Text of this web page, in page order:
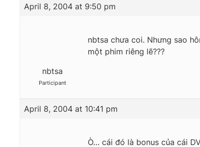
April 8, 2004 at 9:50 pm
nbtsa
Participant
nbtsa chưa coi. Nhưng sao
một phim riêng lẽ???
April 8, 2004 at 10:41 pm
Ò… cái đó là bonus của cái